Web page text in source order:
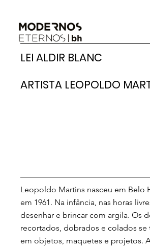
LEI ALDIR BLANC
ARTISTA LEOPOLDO
Leopoldo Martins nasceu em Belo
em 1961. Na infância, nas horas
desenhar e brincar com argila. Os
recortados, dobrados e colados se
em objetos, maquetes e projetos.